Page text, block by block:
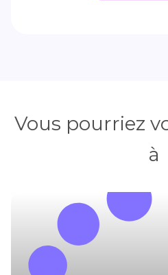
Vous pourriez
à